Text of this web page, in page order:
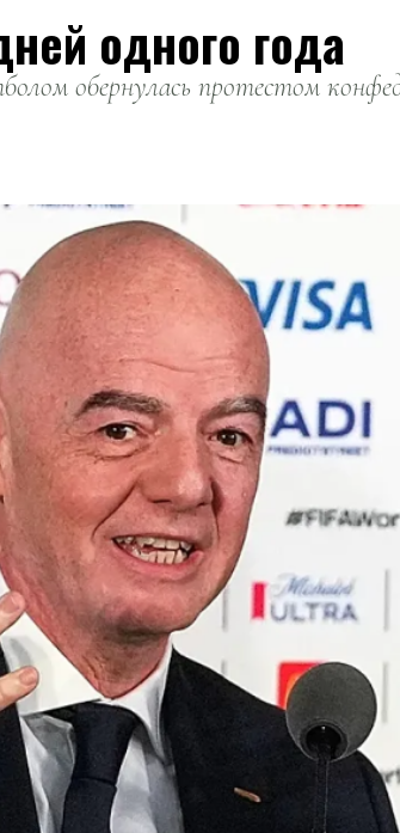
одного года
обернулась протестом